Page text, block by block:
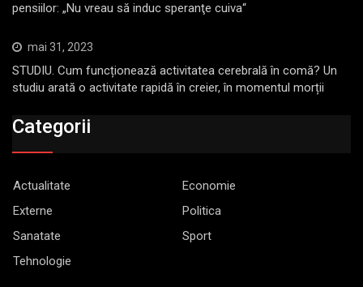
pensiilor: „Nu vreau să induc speranţe cuiva“
mai 31, 2023
STUDIU. Cum funcționează activitatea cerebrală în comă? Un
studiu arată o activitate rapidă în creier, în momentul morții
Categorii
Actualitate
Economie
Externe
Politica
Sanatate
Sport
Tehnologie